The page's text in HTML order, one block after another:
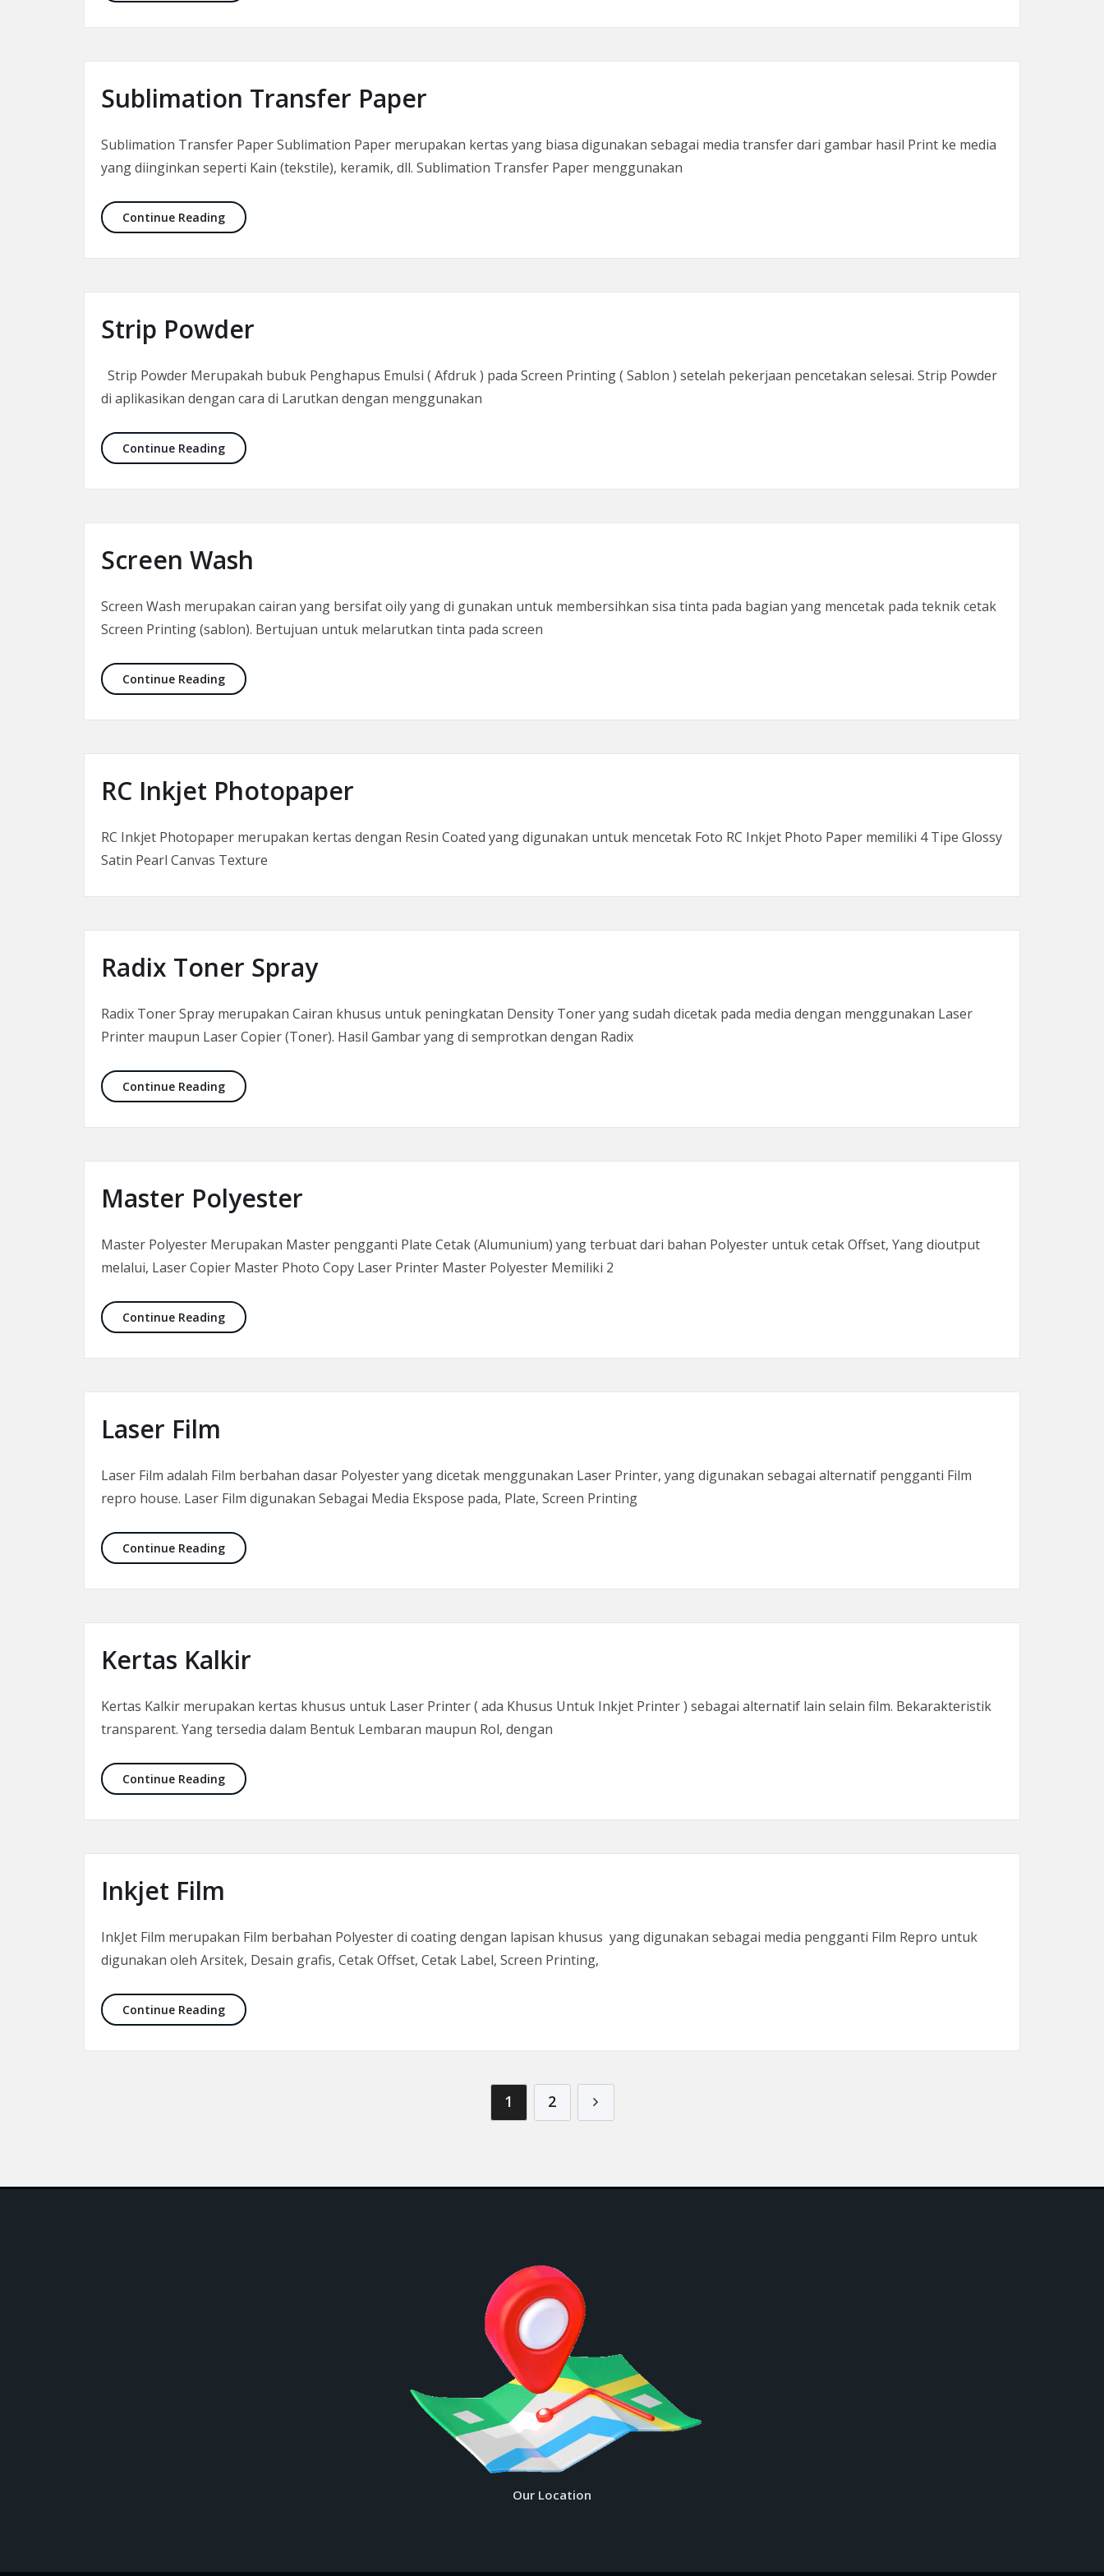
Sublimation Transfer Paper
Sublimation Transfer Paper Sublimation Paper merupakan kertas yang biasa digunakan sebagai media transfer dari gambar hasil Print ke media
yang diinginkan seperti Kain (tekstile), keramik, dll. Sublimation Transfer Paper menggunakan
Continue ReadingSublimation Transfer Paper
Strip Powder
Strip Powder Merupakah bubuk Penghapus Emulsi ( Afdruk ) pada Screen Printing ( Sablon ) setelah pekerjaan pencetakan selesai. Strip Powder
di aplikasikan dengan cara di Larutkan dengan menggunakan
Continue ReadingStrip Powder
Screen Wash
Screen Wash merupakan cairan yang bersifat oily yang di gunakan untuk membersihkan sisa tinta pada bagian yang mencetak pada teknik cetak
Screen Printing (sablon). Bertujuan untuk melarutkan tinta pada screen
Continue ReadingScreen Wash
RC Inkjet Photopaper
RC Inkjet Photopaper merupakan kertas dengan Resin Coated yang digunakan untuk mencetak Foto RC Inkjet Photo Paper memiliki 4 Tipe Glossy
Satin Pearl Canvas Texture
Radix Toner Spray
Radix Toner Spray merupakan Cairan khusus untuk peningkatan Density Toner yang sudah dicetak pada media dengan menggunakan Laser
Printer maupun Laser Copier (Toner). Hasil Gambar yang di semprotkan dengan Radix
Continue ReadingRadix Toner Spray
Master Polyester
Master Polyester Merupakan Master pengganti Plate Cetak (Alumunium) yang terbuat dari bahan Polyester untuk cetak Offset, Yang dioutput
melalui, Laser Copier Master Photo Copy Laser Printer Master Polyester Memiliki 2
Continue ReadingMaster Polyester
Laser Film
Laser Film adalah Film berbahan dasar Polyester yang dicetak menggunakan Laser Printer, yang digunakan sebagai alternatif pengganti Film
repro house. Laser Film digunakan Sebagai Media Ekspose pada, Plate, Screen Printing
Continue ReadingLaser Film
Kertas Kalkir
Kertas Kalkir merupakan kertas khusus untuk Laser Printer ( ada Khusus Untuk Inkjet Printer ) sebagai alternatif lain selain film. Bekarakteristik
transparent. Yang tersedia dalam Bentuk Lembaran maupun Rol, dengan
Continue ReadingKertas Kalkir
Inkjet Film
InkJet Film merupakan Film berbahan Polyester di coating dengan lapisan khusus yang digunakan sebagai media pengganti Film Repro untuk
digunakan oleh Arsitek, Desain grafis, Cetak Offset, Cetak Label, Screen Printing,
Continue ReadingInkjet Film
1 2
Our Location